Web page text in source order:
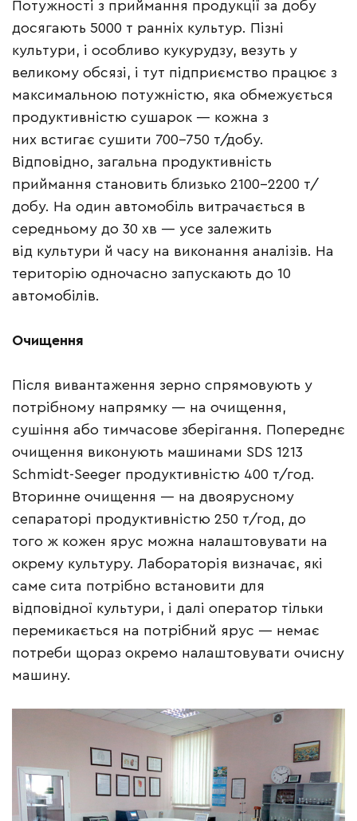
Потужності з приймання продукції за добу
досягають 5000 т ранніх культур. Пізні
культури, і особливо кукурудзу, везуть у
великому обсязі, і тут підприємство працює з
максимальною потужністю, яка обмежується
продуктивністю сушарок — кожна з
них встигає сушити 700–750 т/добу.
Відповідно, загальна продуктивність
приймання становить близько 2100–2200 т/
добу. На один автомобіль витрачається в
середньому до 30 хв — усе залежить
від культури й часу на виконання аналізів. На
територію одночасно запускають до 10
автомобілів.
Очищення
Після вивантаження зерно спрямовують у
потрібному напрямку — на очищення,
сушіння або тимчасове зберігання. Попереднє
очищення виконують машинами SDS 1213
Schmidt-Seeger продуктивністю 400 т/год.
Вторинне очищення — на двоярусному
сепараторі продуктивністю 250 т/год, до
того ж кожен ярус можна налаштовувати на
окрему культуру. Лабораторія визначає, які
саме сита потрібно встановити для
відповідної культури, і далі оператор тільки
перемикається на потрібний ярус — немає
потреби щораз окремо налаштовувати очисну
машину.